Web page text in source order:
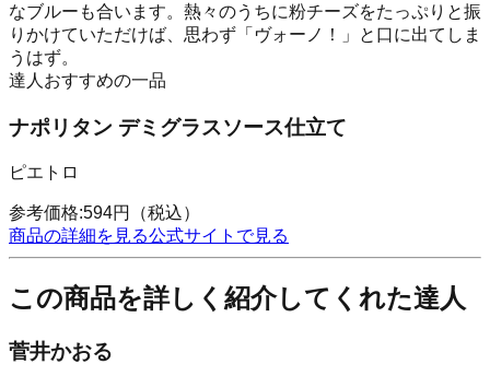
なブルーも合います。熱々のうちに粉チーズをたっぷりと振
りかけていただけば、思わず「ヴォーノ！」と口に出てしま
うはず。
達人おすすめの一品
ナポリタン デミグラスソース仕立て
ピエトロ
参考価格:594円
（税込）
商品の詳細を見る公式サイトで見る
この商品を詳しく紹介してくれた達人
菅井かおる